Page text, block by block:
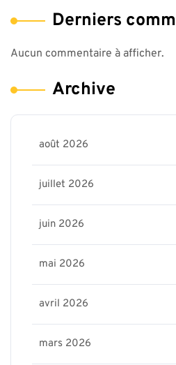
Derniers
Aucun commentaire à afficher.
Archive
août 2026
juillet 2026
juin 2026
mai 2026
avril 2026
mars 2026